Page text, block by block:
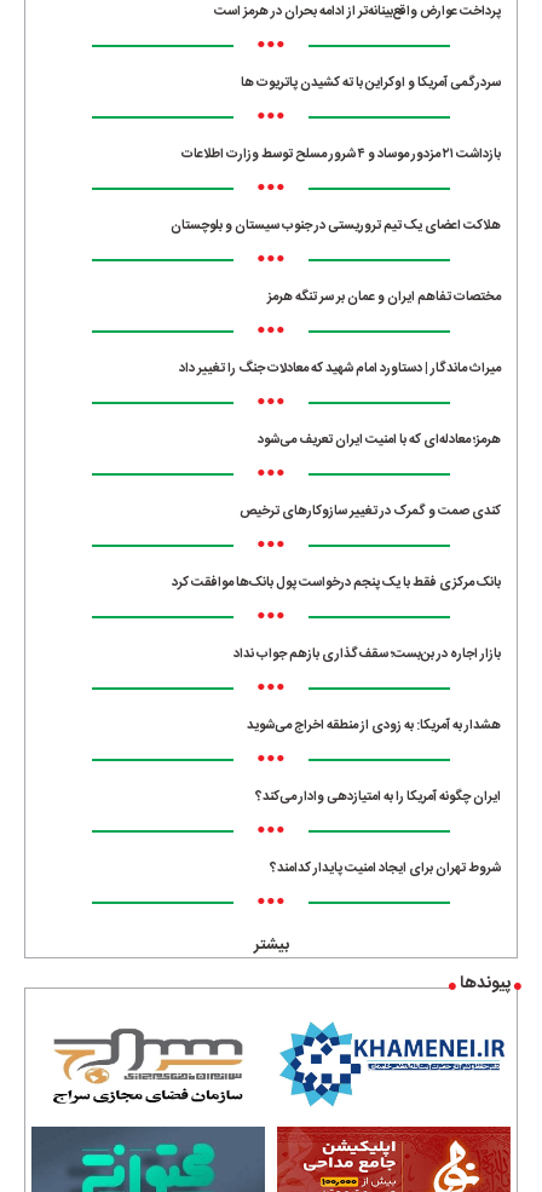
پرداخت عوارض واقع‌بینانه‌تر از ادامه بحران در هرمز است
•••
سردرگمی آمریکا و اوکراین با ته کشیدن پاتریوت ها
•••
بازداشت ۲۱ مزدور موساد و ۴ شرور مسلح توسط وزارت اطلاعات
•••
هلاکت اعضای یک تیم تروریستی در جنوب سیستان و بلوچستان
•••
مختصات تفاهم ایران و عمان بر سر تنگه هرمز
•••
میراث ماندگار | دستاورد امام شهید که معادلات جنگ را تغییر داد
•••
هرمز؛ معادله‌ای که با امنیت ایران تعریف می‌شود
•••
کندی صمت و گمرک در تغییر سازوکارهای ترخیص
•••
بانک مرکزی فقط با یک‌ پنجم درخواست پول بانک‌ها موافقت کرد
•••
بازار اجاره در بن‌بست؛ سقف‌گذاری بازهم جواب نداد
•••
هشدار به آمریکا: به زودی از منطقه اخراج می‌شوید
•••
ایران چگونه آمریکا را به امتیازدهی وادار می‌کند؟
•••
شروط تهران برای ایجاد امنیت پایدار کدامند؟
•••
بیشتر
پیوندها